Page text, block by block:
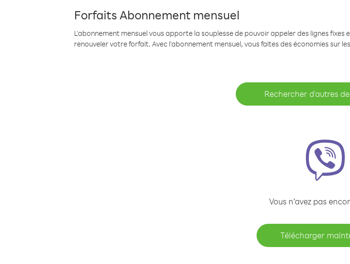
Forfaits Abonnement mensuel
L'abonnement mensuel vous apporte la souplesse de pouvoir appeler des lignes
renouveler votre forfait. Avec l'abonnement mensuel, vous faites des économies sur
Rechercher d'autres
Vous n’avez pas
Télécharger